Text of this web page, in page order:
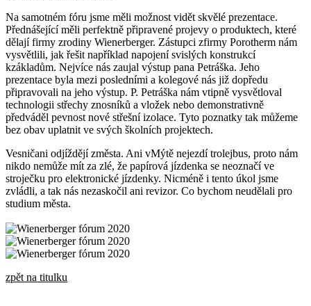
Na samotném fóru jsme měli možnost vidět skvělé prezentace.
Přednášející měli perfektně připravené projevy o produktech, které
dělají firmy zrodiny Wienerberger. Zástupci zfirmy Porotherm nám
vysvětlili, jak řešit například napojení svislých konstrukcí
kzákladům. Nejvíce nás zaujal výstup pana Petráška. Jeho
prezentace byla mezi posledními a kolegové nás již dopředu
připravovali na jeho výstup. P. Petráška nám vtipně vysvětloval
technologii střechy znosníků a vložek nebo demonstrativně
předváděl pevnost nové střešní izolace. Tyto poznatky tak můžeme
bez obav uplatnit ve svých školních projektech.
Vesničani odjíždějí změsta. Ani vMýtě nejezdí trolejbus, proto nám
nikdo nemůže mít za zlé, že papírová jízdenka se neoznačí ve
stroječku pro elektronické jízdenky. Nicméně i tento úkol jsme
zvládli, a tak nás nezaskočil ani revizor. Co bychom neudělali pro
studium města.
zpět na titulku